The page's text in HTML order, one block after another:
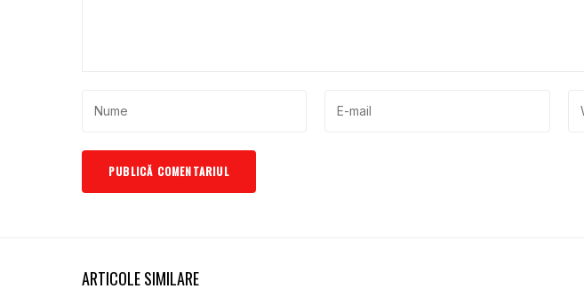
ARTICOLE SIMILARE